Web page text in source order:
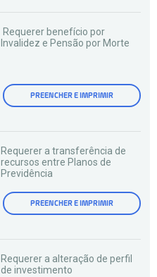
Requerer benefício por
Invalidez e Pensão por Morte
PREENCHER E IMPRIMIR
Requerer a transferência de
recursos entre Planos de
Previdência
PREENCHER E IMPRIMIR
Requerer a alteração de perfil
de investimento